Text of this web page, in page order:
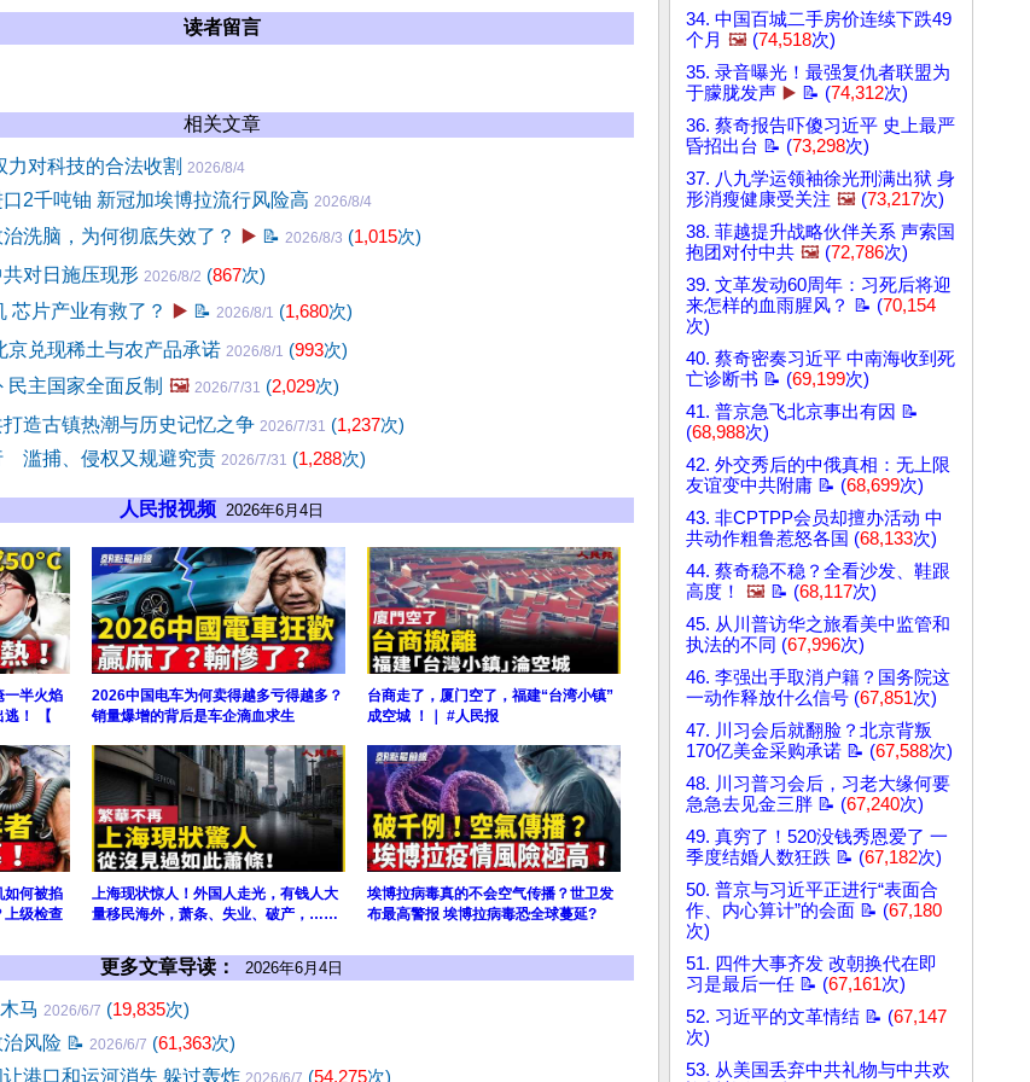
读者留言
相关文章
对科技的合法收割 2026/8/4
2千吨铀 新冠加埃博拉流行风险高 2026/8/4
洗脑，为何彻底失效了？ ▶️ 📝 2026/8/3 (1,015次)
对日施压现形 2026/8/2 (867次)
芯片产业有救了？ ▶️ 📝 2026/8/1 (1,680次)
京兑现稀土与农产品承诺 2026/8/1 (993次)
主国家全面反制 🖼️ 2026/7/31 (2,029次)
造古镇热潮与历史记忆之争 2026/7/31 (1,237次)
滥捕、侵权又规避究责 2026/7/31 (1,288次)
人民报视频 2026年6月4日
一半火焰
逃！ 【
2026中国电车为何卖得越多亏得越多？
销量爆增的背后是车企滴血求生
台商走了，厦门空了，福建“台湾小镇”
成空城 ！｜ #人民报
如何被掐
上级检查
上海现状惊人！外国人走光，有钱人大
量移民海外，萧条、失业、破产，……
埃博拉病毒真的不会空气传播？世卫发
布最高警报 埃博拉病毒恐全球蔓延?
更多文章导读： 2026年6月4日
马 2026/6/7 (19,835次)
风险 📝 2026/6/7 (61,363次)
港口和运河消失 躲过轰炸 2026/6/7 (54,275次)
34. 中国百城二手房价连续下跌49
个月 🖼️ (74,518次)
35. 录音曝光！最强复仇者联盟为
于朦胧发声 ▶️ 📝 (74,312次)
36. 蔡奇报告吓傻习近平 史上最严
昏招出台 📝 (73,298次)
37. 八九学运领袖徐光刑满出狱 身
形消瘦健康受关注 🖼️ (73,217次)
38. 菲越提升战略伙伴关系 声索国
抱团对付中共 🖼️ (72,786次)
39. 文革发动60周年：习死后将迎
来怎样的血雨腥风？ 📝 (70,154
次)
40. 蔡奇密奏习近平 中南海收到死
亡诊断书 📝 (69,199次)
41. 普京急飞北京事出有因 📝
(68,988次)
42. 外交秀后的中俄真相：无上限
友谊变中共附庸 📝 (68,699次)
43. 非CPTPP会员却擅办活动 中
共动作粗鲁惹怒各国 (68,133次)
44. 蔡奇稳不稳？全看沙发、鞋跟
高度！
🖼️ 📝 (68,117次)
45. 从川普访华之旅看美中监管和
执法的不同 (67,996次)
46. 李强出手取消户籍？国务院这
一动作释放什么信号 (67,851次)
47. 川习会后就翻脸？北京背叛
170亿美金采购承诺 📝 (67,588次)
48. 川习普习会后，习老大缘何要
急急去见金三胖 📝 (67,240次)
49. 真穷了！520没钱秀恩爱了 一
季度结婚人数狂跌 📝 (67,182次)
50. 普京与习近平正进行“表面合
作、内心算计”的会面 📝 (67,180
次)
51. 四件大事齐发 改朝换代在即
习是最后一任 📝 (67,161次)
52. 习近平的文革情结 📝 (67,147
次)
53. 从美国丢弃中共礼物与中共欢